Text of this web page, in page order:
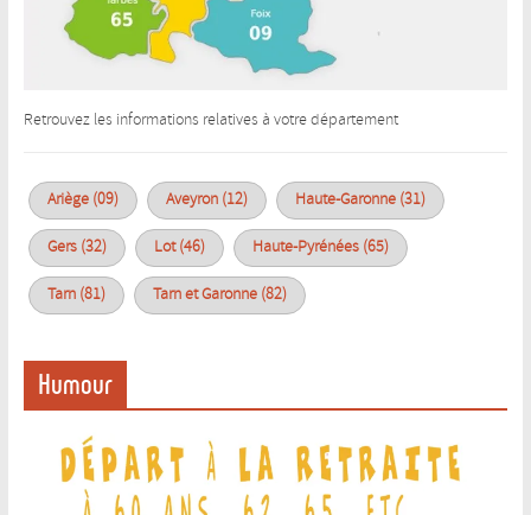
Retrouvez les informations relatives à votre département
Ariège (09) Aveyron (12) Haute-Garonne (31)
Gers (32) Lot (46) Haute-Pyrénées (65)
Tarn (81) Tarn et Garonne (82)
Humour